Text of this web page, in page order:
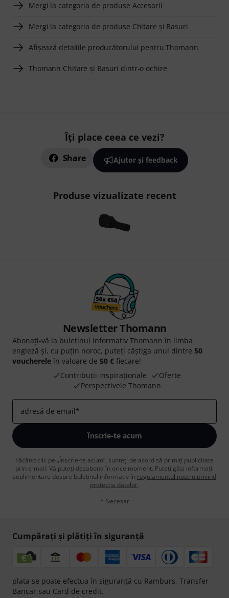
Mergi la categoria de produse Accesorii
Mergi la categoria de produse Chitare şi Basuri
Afişează detaliile producătorului pentru Thomann
Thomann Chitare şi Basuri dintr-o ochire
Îți place ceea ce vezi?
Share Ajutor și feedback
Produse vizualizate recent
Newsletter Thomann
Abonați-vă la buletinul informativ Thomann în limba
engleză și, cu puțin noroc, puteți câștiga unul dintre 50
voucherele în valoare de 50 € fiecare!
Contribuții inspiraționale
Oferte
Perspectivele Thomann
adresă de email*
Înscrie-te acum
Făcând clic pe „Înscrie-te acum”, sunteți de acord să primiți publicitate
prin e-mail. Vă puteți dezabona în orice moment. Puteți găsi informații
suplimentare despre buletinul informativ în regulamentul nostru privind
protecția datelor.
* Necesar
Cumpărați și plătiți în siguranță
plata se poate efectua în siguranță cu Ramburs, Transfer
Bancar sau Card de credit.